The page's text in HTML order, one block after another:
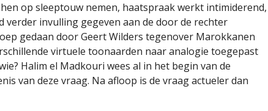
op sleeptouw nemen, haatspraak werkt intimiderend,
verder invulling gegeven aan de door de rechter
gedaan door Geert Wilders tegenover Marokkanen
virtuele toonaarden naar analogie toegepast
Halim el Madkouri wees al in het begin van de
van deze vraag. Na afloop is de vraag actueler dan